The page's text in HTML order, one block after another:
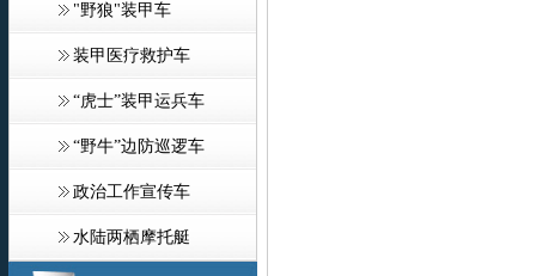
"野狼"装甲车
装甲医疗救护车
“虎士”装甲运兵车
“野牛”边防巡逻车
政治工作宣传车
水陆两栖摩托艇